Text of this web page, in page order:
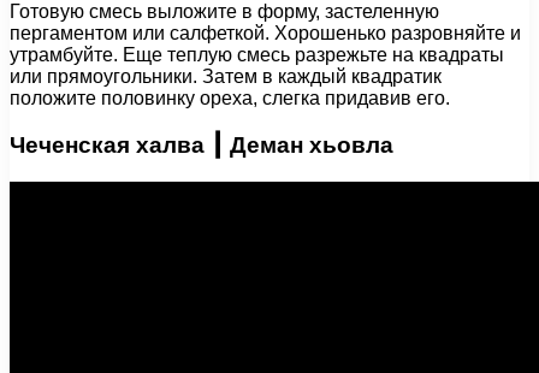
Готовую смесь выложите в форму, застеленную
пергаментом или салфеткой. Хорошенько разровняйте и
утрамбуйте. Еще теплую смесь разрежьте на квадраты
или прямоугольники. Затем в каждый квадратик
положите половинку ореха, слегка придавив его.
Чеченская халва ┃ Деман хьовла